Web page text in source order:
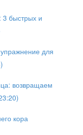
3 быстрых и
для
возвращаем
кора